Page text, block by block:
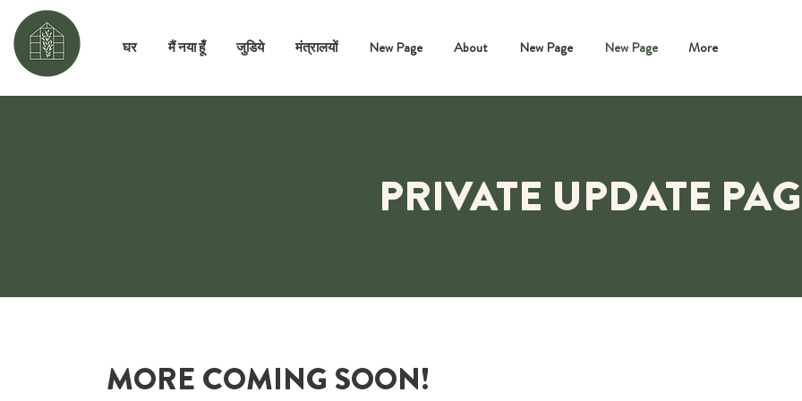
घर मैं नया हूँ जुडिये मंत्रालयों New Page About New Page New Page More
PRIVATE UPDATE
MORE COMING SOON!